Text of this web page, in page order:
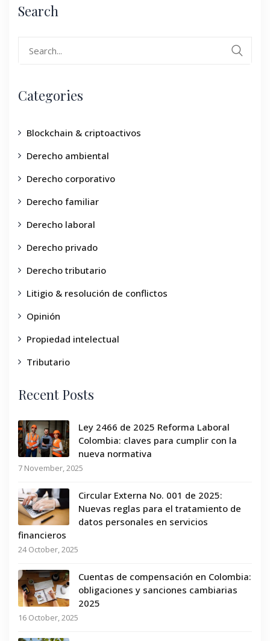
Search
Categories
Blockchain & criptoactivos
Derecho ambiental
Derecho corporativo
Derecho familiar
Derecho laboral
Derecho privado
Derecho tributario
Litigio & resolución de conflictos
Opinión
Propiedad intelectual
Tributario
Recent Posts
Ley 2466 de 2025 Reforma Laboral
Colombia: claves para cumplir con la
nueva normativa
7 November, 2025
Circular Externa No. 001 de 2025:
Nuevas reglas para el tratamiento de
datos personales en servicios
financieros
24 October, 2025
Cuentas de compensación en Colombia:
obligaciones y sanciones cambiarias
2025
16 October, 2025